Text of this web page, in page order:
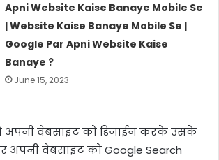
Apni Website Kaise Banaye Mobile Se
| Website Kaise Banaye Mobile Se |
Google Par Apni Website Kaise
Banaye ?
June 15, 2023
वेबसाइट को डिजाईन करके उसके
अपनी वेबसाइट को Google Search